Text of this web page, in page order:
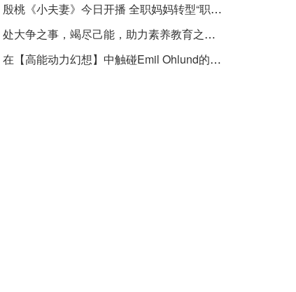
殷桃《小夫妻》今日开播 全职妈妈转型“职场超人”品···
处大争之事，竭尽己能，助力素养教育之变革 “聚光少···
在【高能动力幻想】中触碰Emil Ohlund的电子记忆